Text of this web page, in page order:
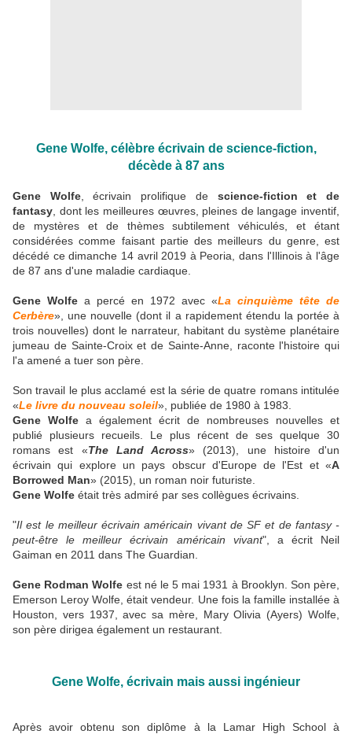
Gene Wolfe, célèbre écrivain de science-fiction,
décède à 87 ans
Gene Wolfe, écrivain prolifique de science-fiction et de
fantasy , dont les meilleures œuvres, pleines de langage inventif,
de mystères et de thèmes subtilement véhiculés, et étant
considérées comme faisant partie des meilleurs du genre, est
décédé ce dimanche 14 avril 2019 à Peoria, dans l'Illinois à l'âge
de 87 ans d'une maladie cardiaque.
Gene Wolfe a percé en 1972 avec «La cinquième tête de
Cerbère», une nouvelle (dont il a rapidement étendu la portée à
trois nouvelles) dont le narrateur, habitant du système planétaire
jumeau de Sainte-Croix et de Sainte-Anne, raconte l'histoire qui
l'a amené a tuer son père.
Son travail le plus acclamé est la série de quatre romans intitulée
«Le livre du nouveau soleil», publiée de 1980 à 1983.
Gene Wolfe a également écrit de nombreuses nouvelles et
publié plusieurs recueils. Le plus récent de ses quelque 30
romans est «The Land Across» (2013), une histoire d'un
écrivain qui explore un pays obscur d'Europe de l'Est et «A
Borrowed Man» (2015), un roman noir futuriste.
Gene Wolfe était très admiré par ses collègues écrivains.
"Il est le meilleur écrivain américain vivant de SF et de fantasy -
peut-être le meilleur écrivain américain vivant", a écrit Neil
Gaiman en 2011 dans The Guardian.
Gene Rodman Wolfe est né le 5 mai 1931 à Brooklyn. Son père,
Emerson Leroy Wolfe, était vendeur. Une fois la famille installée à
Houston, vers 1937, avec sa mère, Mary Olivia (Ayers) Wolfe,
son père dirigea également un restaurant.
Gene Wolfe, écrivain mais aussi ingénieur
Après avoir obtenu son diplôme à la Lamar High School à